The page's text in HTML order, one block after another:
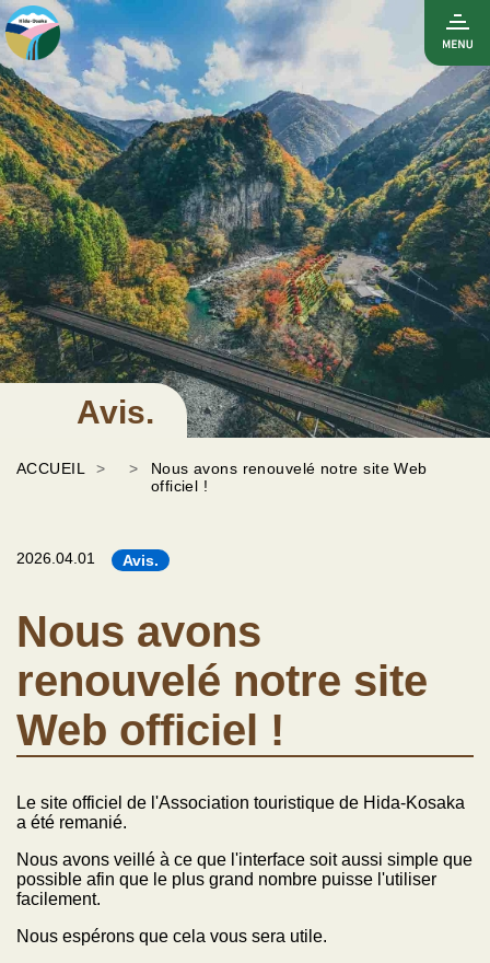
Avis.
ACCUEIL
Nous avons renouvelé notre site Web
officiel !
2026.04.01 Avis.
Nous avons
renouvelé notre site
Web officiel !
Le site officiel de l'Association touristique de Hida-Kosaka
a été remanié.
Nous avons veillé à ce que l'interface soit aussi simple que
possible afin que le plus grand nombre puisse l'utiliser
facilement.
Nous espérons que cela vous sera utile.